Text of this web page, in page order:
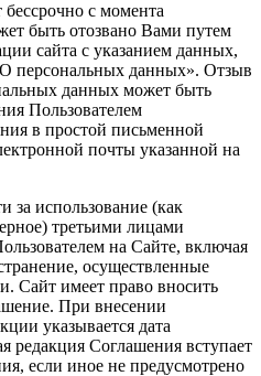
бессрочно с момента
быть отозвано Вами путем
сайта с указанием данных,
персональных данных». Отзыв
данных может быть
Пользователем
в простой письменной
почты указанной на
за использование (как
третьими лицами
на Сайте, включая
осуществленные
Сайт имеет право вносить
При внесении
указывается дата
редакция Соглашения вступает
если иное не предусмотрено